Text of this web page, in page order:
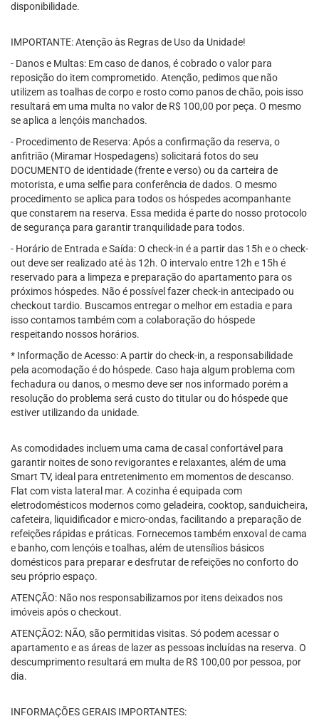
disponibilidade.
IMPORTANTE: Atenção às Regras de Uso da Unidade!
- Danos e Multas: Em caso de danos, é cobrado o valor para
reposição do item comprometido. Atenção, pedimos que não
utilizem as toalhas de corpo e rosto como panos de chão, pois isso
resultará em uma multa no valor de R$ 100,00 por peça. O mesmo
se aplica a lençóis manchados.
- Procedimento de Reserva: Após a confirmação da reserva, o
anfitrião (Miramar Hospedagens) solicitará fotos do seu
DOCUMENTO de identidade (frente e verso) ou da carteira de
motorista, e uma selfie para conferência de dados. O mesmo
procedimento se aplica para todos os hóspedes acompanhante
que constarem na reserva. Essa medida é parte do nosso protocolo
de segurança para garantir tranquilidade para todos.
- Horário de Entrada e Saída: O check-in é a partir das 15h e o check-
out deve ser realizado até às 12h. O intervalo entre 12h e 15h é
reservado para a limpeza e preparação do apartamento para os
próximos hóspedes. Não é possível fazer check-in antecipado ou
checkout tardio. Buscamos entregar o melhor em estadia e para
isso contamos também com a colaboração do hóspede
respeitando nossos horários.
* Informação de Acesso: A partir do check-in, a responsabilidade
pela acomodação é do hóspede. Caso haja algum problema com
fechadura ou danos, o mesmo deve ser nos informado porém a
resolução do problema será custo do titular ou do hóspede que
estiver utilizando da unidade.
As comodidades incluem uma cama de casal confortável para
garantir noites de sono revigorantes e relaxantes, além de uma
Smart TV, ideal para entretenimento em momentos de descanso.
Flat com vista lateral mar. A cozinha é equipada com
eletrodomésticos modernos como geladeira, cooktop, sanduicheira,
cafeteira, liquidificador e micro-ondas, facilitando a preparação de
refeições rápidas e práticas. Fornecemos também enxoval de cama
e banho, com lençóis e toalhas, além de utensílios básicos
domésticos para preparar e desfrutar de refeições no conforto do
seu próprio espaço.
ATENÇÃO: Não nos responsabilizamos por itens deixados nos
imóveis após o checkout.
ATENÇÃO2: NÃO, são permitidas visitas. Só podem acessar o
apartamento e as áreas de lazer as pessoas incluídas na reserva. O
descumprimento resultará em multa de R$ 100,00 por pessoa, por
dia.
INFORMAÇÕES GERAIS IMPORTANTES: